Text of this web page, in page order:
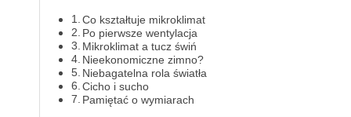
Co kształtuje mikroklimat
Po pierwsze wentylacja
Mikroklimat a tucz świń
Nieekonomiczne zimno?
Niebagatelna rola światła
Cicho i sucho
Pamiętać o wymiarach